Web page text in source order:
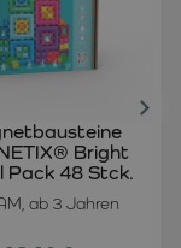
ab 3 Jahren
Bright
Pack 48 Stck.